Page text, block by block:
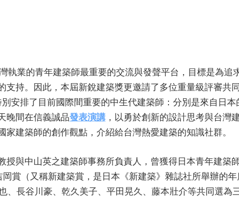
執業的青年建築師最重要的交流與發聲平台，目標是為追
支持。因此，本屆新銳建築獎更邀請了多位重量級評審共
安排了目前國際間重要的中生代建築師：分別是來自日
晚間在信義誠品發表演講 ，以勇於創新的設計思考與台灣
家建築師的創作觀點，介紹給台灣熱愛建築的知識社群。
授與中山英之建築師事務所負責人，曾獲得日本青年建築
岡賞（又稱新建築賞，是日本《新建築》雜誌社所舉辦的年
、長谷川豪、乾久美子、平田晃久、藤本壯介等共同選為